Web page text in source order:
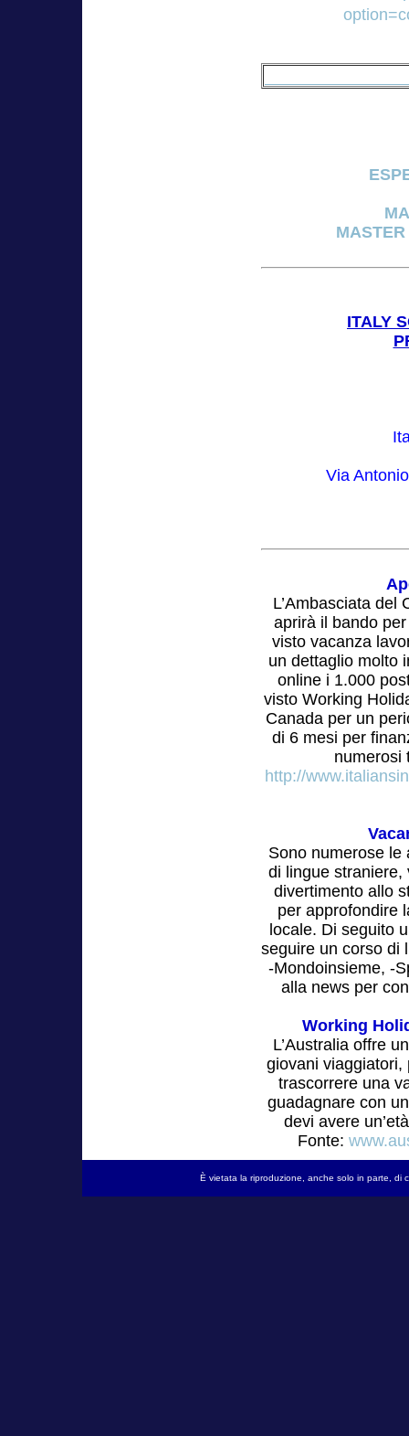
ITALY
Via
L’Ambasciata del
aprirà il bando
visto vacanza
un dettaglio molto
online i 1.000
visto Working
Canada per un
di 6 mesi per
numerosi
http://
Sono numerose le
di lingue straniere,
divertimento allo
per approfondire
locale. Di seguito
seguire un corso di
-Mondoinsieme, -
alla news per
Working
L’Australia offre
giovani viaggiatori,
trascorrere una
guadagnare con
devi avere
Fonte:
È vietata la riproduzione, anche solo in parte,